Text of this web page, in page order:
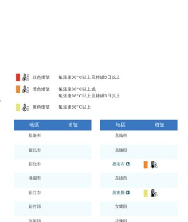
祖亦有局部短暫陣雨或雷